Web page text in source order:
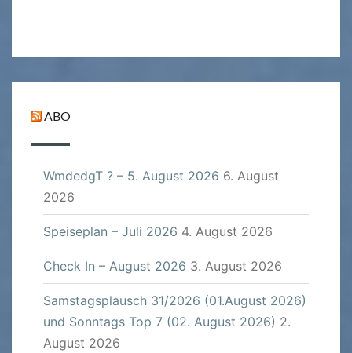
ABO
WmdedgT ? – 5. August 2026 6. August
2026
Speiseplan – Juli 2026 4. August 2026
Check In – August 2026 3. August 2026
Samstagsplausch 31/2026 (01.August 2026)
und Sonntags Top 7 (02. August 2026) 2.
August 2026